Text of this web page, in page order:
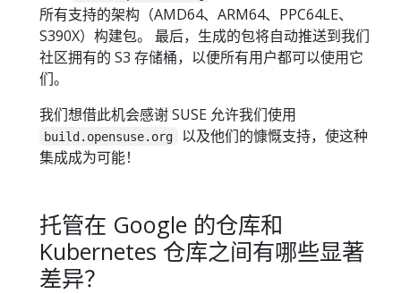
所有支持的架构（AMD64、ARM64、PPC64LE、
S390X）构建包。 最后，生成的包将自动推送到我们
社区拥有的 S3 存储桶，以便所有用户都可以使用它
们。
我们想借此机会感谢 SUSE 允许我们使用
build.opensuse.org
以及他们的慷慨支持，使这种
集成成为可能！
托管在 Google 的仓库和
Kubernetes 仓库之间有哪些显著
差异？